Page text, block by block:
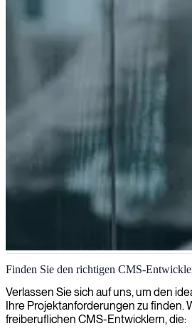
CMS
Wir entwickeln maßgeschneiderte
(CMS), die es Unternehmen
zu erstellen, zu verwalten und zu
Finden Sie den richtigen CMS-
Verlassen Sie sich auf uns, um den
Ihre Projektanforderungen zu finden.
freiberuflichen CMS-Entwicklern, die: